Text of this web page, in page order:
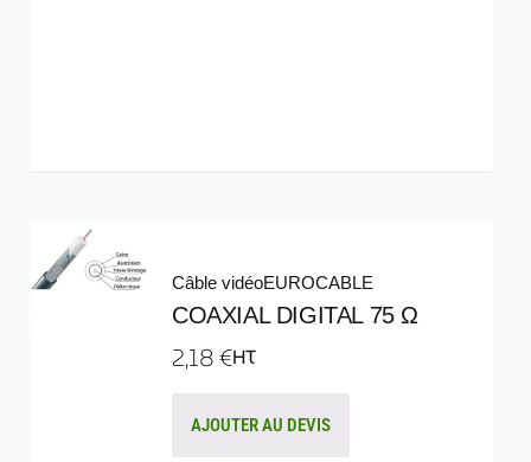
Câble vidéoEUROCABLE
COAXIAL DIGITAL 75 Ω
2,18€HT
AJOUTER AU DEVIS